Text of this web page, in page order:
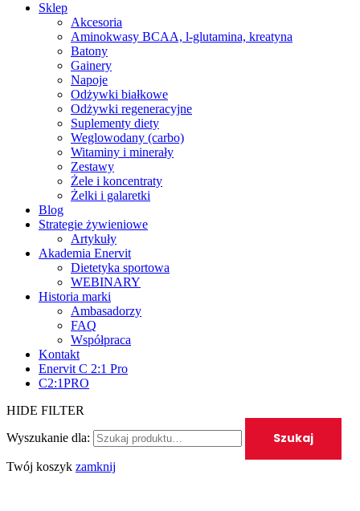
Sklep
Akcesoria
Aminokwasy BCAA, l-glutamina, kreatyna
Batony
Gainery
Napoje
Odżywki białkowe
Odżywki regeneracyjne
Suplementy diety
Weglowodany (carbo)
Witaminy i minerały
Zestawy
Żele i koncentraty
Żelki i galaretki
Blog
Strategie żywieniowe
Artykuły
Akademia Enervit
Dietetyka sportowa
WEBINARY
Historia marki
Ambasadorzy
FAQ
Współpraca
Kontakt
Enervit C 2:1 Pro
C2:1PRO
HIDE FILTER
Wyszukanie dla: Szukaj
Twój koszyk zamknij